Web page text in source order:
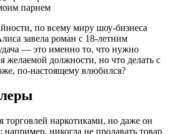
по всему миру шоу-бизнеса
завела роман с 18-летним
— это именно то, что нужно
желаемой должности, но что делать с
по-настоящему влюбился?
торговлей наркотиками, но даже он
никогда не продавать товар